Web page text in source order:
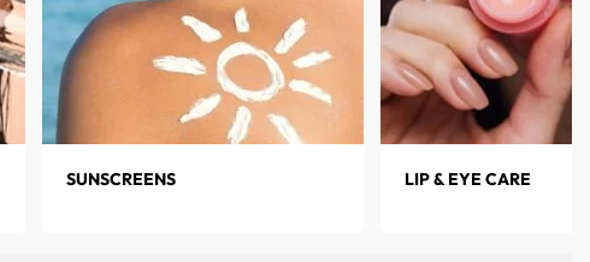
SUNSCREENS LIP & EYE CARE